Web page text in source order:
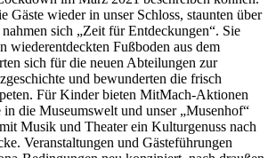
Gäste wieder in unser Schloss, staunten über
sich „Zeit für Entdeckungen“. Sie
wiederentdeckten Fußboden aus dem
sich für die neuen Abteilungen zur
und bewunderten die frisch
Für Kinder bieten MitMach-Aktionen
die Museumswelt und unser „Musenhof“
Musik und Theater ein Kulturgenuss nach
Veranstaltungen und Gästeführungen